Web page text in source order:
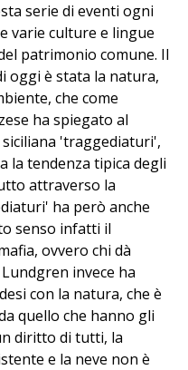
serie di eventi ogni
varie culture e lingue
patrimonio comune. Il
oggi è stata la natura,
che come
ha spiegato al
'traggediaturi',
la tendenza tipica degli
attraverso la
ha però anche
senso infatti il
ovvero chi dà
invece ha
con la natura, che è
quello che hanno gli
diritto di tutti, la
e la neve non è